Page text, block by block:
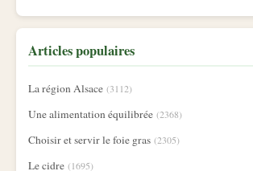
Articles populaires
La région Alsace (3112)
Une alimentation équilibrée (2368)
Choisir et servir le foie gras (2305)
Le cidre (1695)